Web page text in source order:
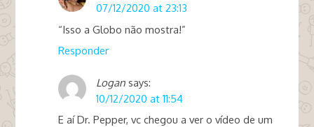
07/12/2020 at 23:13
“Isso a Globo não mostra!”
Responder
Logan says:
10/12/2020 at 11:54
E aí Dr. Pepper, vc chegou a ver o vídeo de um